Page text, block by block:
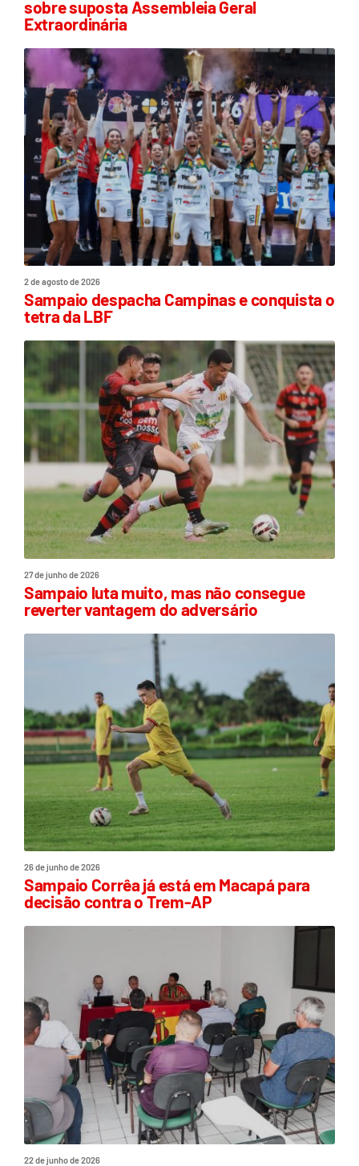
sobre suposta Assembleia Geral
Extraordinária
2 de agosto de 2026
Sampaio despacha Campinas e conquista o
tetra da LBF
27 de junho de 2026
Sampaio luta muito, mas não consegue
reverter vantagem do adversário
26 de junho de 2026
Sampaio Corrêa já está em Macapá para
decisão contra o Trem-AP
22 de junho de 2026